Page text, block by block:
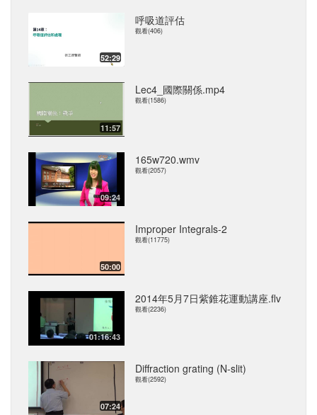
52:29
呼吸道評估
觀看(406)
11:57
Lec4_國際關係.mp4
觀看(1586)
09:24
165w720.wmv
觀看(2057)
50:00
Improper Integrals-2
觀看(11775)
01:16:43
2014年5月7日紫錐花運動講座.flv
觀看(2236)
07:24
Diffraction grating (N-slit)
觀看(2592)